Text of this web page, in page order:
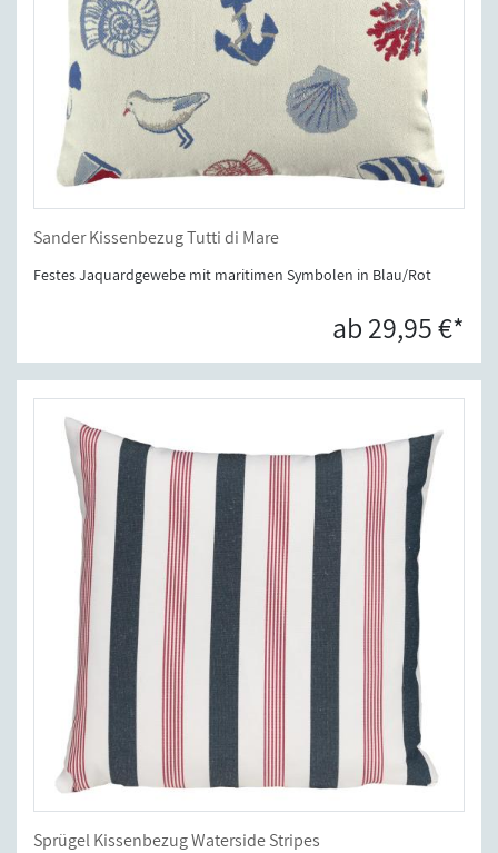
Sander Kissenbezug Tutti di Mare
Festes Jaquardgewebe mit maritimen Symbolen in Blau/Rot
ab 29,95 €*
Sprügel Kissenbezug Waterside Stripes